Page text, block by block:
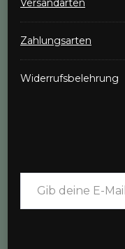
Versandarten
Zahlungsarten
Widerrufsbelehrung
Gib deine E-Mail-Adresse ein ...